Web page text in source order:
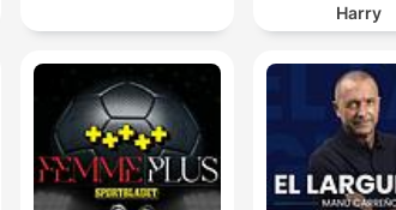
Harry